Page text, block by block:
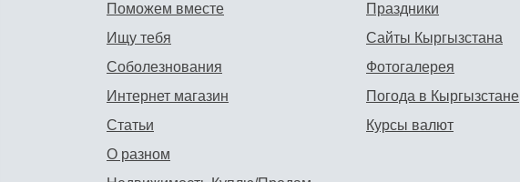
Поможем вместе
Ищу тебя
Соболезнования
Интернет магазин
Статьи
О разном
Праздники
Сайты Кыргызстана
Фотогалерея
Погода в Кыргызстане
Курсы валют